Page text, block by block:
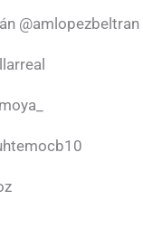
@amlopezbeltran